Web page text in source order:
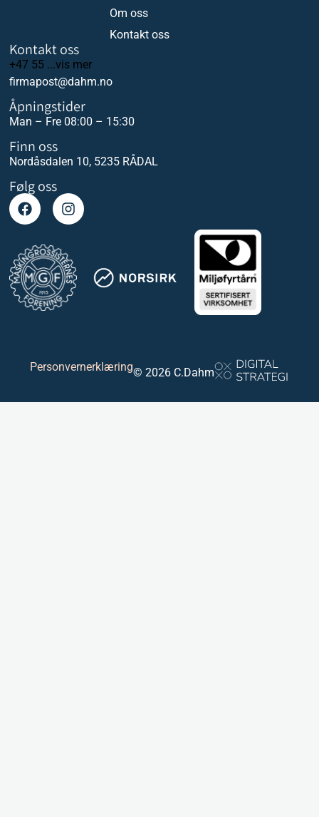
Om oss
Kontakt oss
Kontakt oss
+47 55 ...vis mer
firmapost@dahm.no
Åpningstider
Man – Fre 08:00 – 15:30
Finn oss
Nordåsdalen 10, 5235 RÅDAL
Følg oss
Personvernerklæring© 2026 C.Dahm